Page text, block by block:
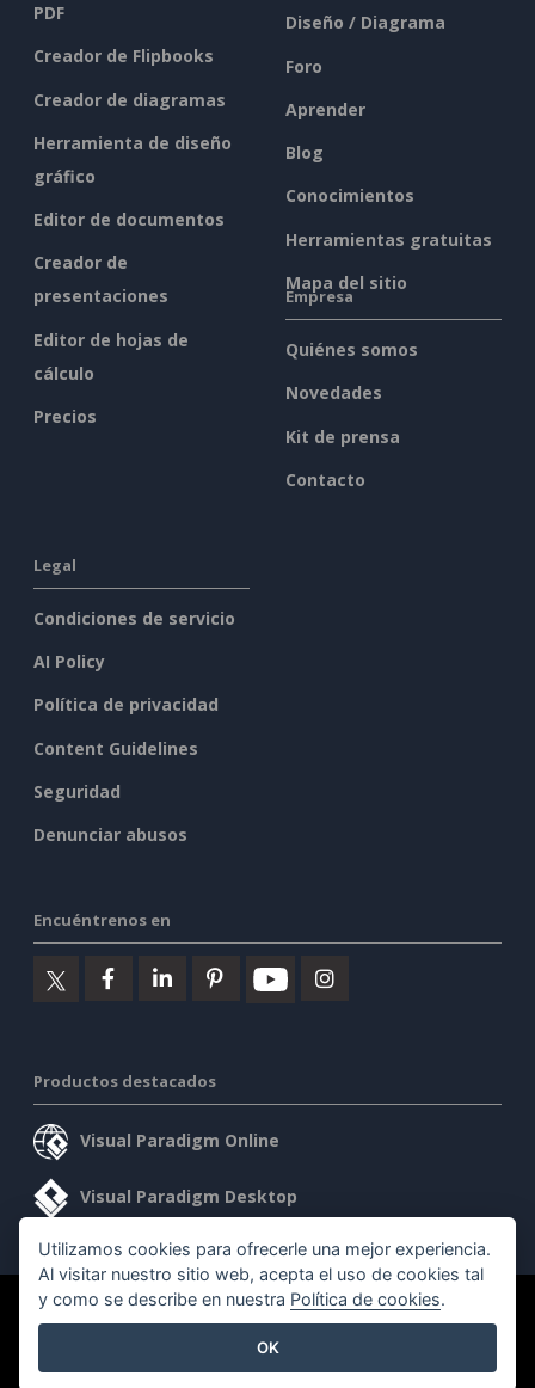
PDF
Creador de Flipbooks
Creador de diagramas
Herramienta de diseño
gráfico
Editor de documentos
Creador de
presentaciones
Editor de hojas de
cálculo
Precios
Diseño / Diagrama
Foro
Aprender
Blog
Conocimientos
Herramientas gratuitas
Mapa del sitio
Empresa
Quiénes somos
Novedades
Kit de prensa
Contacto
Legal
Condiciones de servicio
AI Policy
Política de privacidad
Content Guidelines
Seguridad
Denunciar abusos
Encuéntrenos en
Productos destacados
Visual Paradigm Online
Visual Paradigm Desktop
©2026 by Visual Paradigm. Todos los derechos reservados.
Utilizamos cookies para ofrecerle una mejor experiencia.
Al visitar nuestro sitio web, acepta el uso de cookies tal
y como se describe en nuestra Política de cookies.
OK